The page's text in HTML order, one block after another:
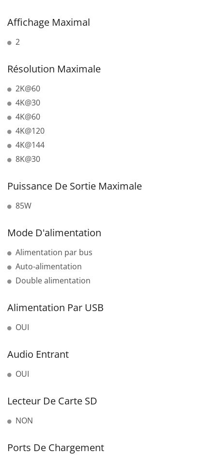
Affichage Maximal
2
Résolution Maximale
2K@60
4K@30
4K@60
4K@120
4K@144
8K@30
Puissance De Sortie Maximale
85W
Mode D'alimentation
Alimentation par bus
Auto-alimentation
Double alimentation
Alimentation Par USB
OUI
Audio Entrant
OUI
Lecteur De Carte SD
NON
Ports De Chargement